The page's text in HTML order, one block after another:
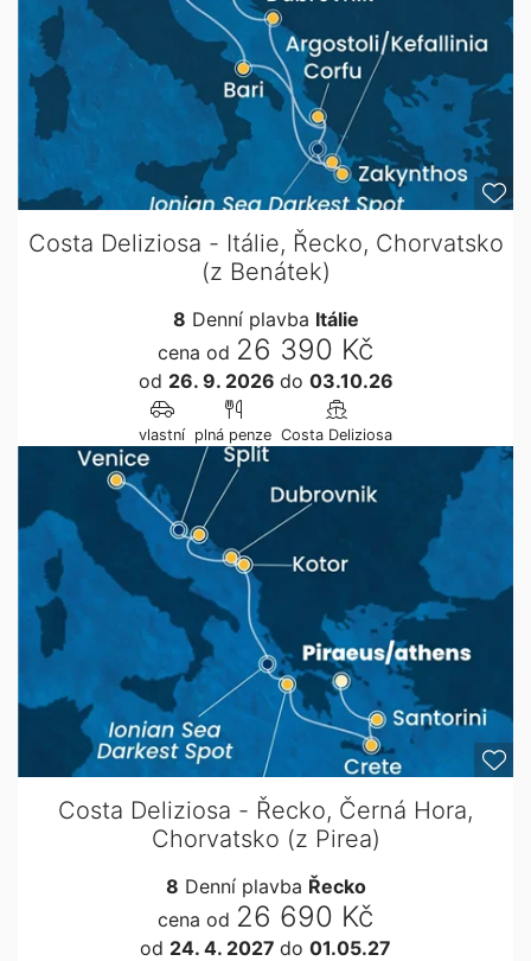
Costa Deliziosa - Itálie, Řecko, Chorvatsko
(z Benátek)
8 Denní plavba Itálie
cena od 26 390 Kč
od 26. 9. 2026 do 03.10.26
vlastní plná penze Costa Deliziosa
Costa Deliziosa - Řecko, Černá Hora,
Chorvatsko (z Pirea)
8 Denní plavba Řecko
cena od 26 690 Kč
od 24. 4. 2027 do 01.05.27